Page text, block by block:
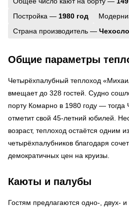
Постройка — 1980 год
Страна производитель —
Общие параметры
Четырёхпалубный теплоход
вмещает до 328 гостей. Судно
порту Комарно в 1980 году —
отметит свой 45-летний юбилей.
возраст, теплоход остаётся одним
четырёхпалубников благодаря
демократичных цен на круизы.
Каюты и палубы
Гостям предлагаются одно-, двух-